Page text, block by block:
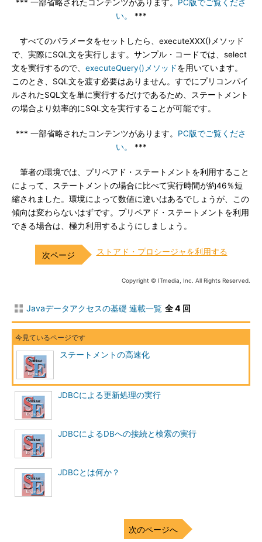
*** 一部省略されたコンテンツがあります。
PC版でご覧くださ
い。
***
すべてのパラメータをセットしたら、executeXXX()メソッド
で、実際にSQL文を実行します。サンプル・コードでは、select
文を実行するので、 executeQuery()メソッドを用いています。
このとき、SQL文を渡す必要はありません。すでにプリコンパイ
ルされたSQL文を単に実行するだけであるため、ステートメント
の場合より効率的にSQL文を実行することが可能です。
*** 一部省略されたコンテンツがあります。 PC版でご覧くださ
い。
***
筆者の環境では、プリペアド・ステートメントを利用すること
によって、ステートメントの場合に比べて実行時間が約46％短
縮されました。環境によって数値に違いはあるでしょうが、この
傾向は変わらないはずです。プリペアド・ステートメントを利用
できる場合は、極力利用するようにしましょう。
ストアド・プロシージャを利用する
Copyright © ITmedia, Inc. All Rights Reserved.
Javaデータアクセスの基礎 連載一覧 全 4 回
ステートメントの高速化
JDBCによる更新処理の実行
JDBCによるDBへの接続と検索の実行
JDBCとは何か？
次のページへ